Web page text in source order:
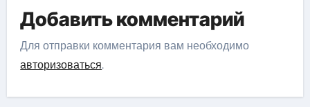
Добавить комментарий
Для отправки комментария вам необходимо
авторизоваться.